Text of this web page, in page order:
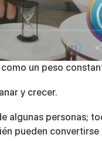
un peso
y crecer.
algunas personas;
pueden